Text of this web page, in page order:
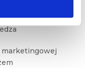
,
marketingowej